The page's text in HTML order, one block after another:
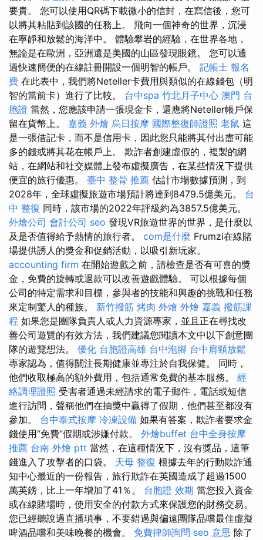
要貴。 您可以使用QR碼下載微小的信封，在寫信後，您可
以將其粘貼到該國的任務上。 飛向一個神奇的世界，沉浸
在寧靜和放鬆的海洋中。 體驗攀岩的經驗，在世界各地，
無論是在歐洲，亞洲還是美國的山區發現眼鏡。 您可以通
過快速簡便的在線註冊開設一個明智的帳戶。 記帳士 報名
費 在此表中，我們將Neteller卡費用與類似的在線錢包（明
智的當前卡）進行了比較。 台中spa 竹北月子中心 澳門 台
胞證 當然，您應該申請一張現金卡，還應將Neteller帳戶保
留在貨幣上。 嘉義 外燴 烏日按摩 國際整復師證照 老鼠 這
是一張借記卡，而不是信用卡，因此您只能將其付出盡可能
多的錢或將其花在帳戶上。 欺詐者創建虛假的，複製的網
站，在網站和社交媒體上發布虛擬廣告，在某些情況下提供
便宜的旅行優惠。 臺中 整骨 推薦 估計市場數據預測，到
2028年，全球虛擬旅遊市場預計將達到8479.5億美元。 台
中 整復 同時，該市場的2022年評級約為3857.5億美元。
外燴公司 會計公司 seo 發現VR旅遊世界的世界，是什麼以
及是否值得給予熱情的旅行者。 com是什麼 Frumzi在線賭
場提供誘人的獎金和促銷活動，以吸引新玩家。
accounting firm 在開始遊戲之前，請檢查是否有可喜的獎
金，免費的旋轉或退款可以改善遊戲體驗。 可以根據每個
公司的特定需求和目標，參與者的技能和興趣的挑戰和任務
來定制驚人的種族。 新竹撥筋 烤肉 外燴 外燴 嘉義 撥筋課
程 如果您是團隊負責人或人力資源專家，並且正在尋找改
善公司遊覽的有效方法，我們建議您閱讀本文中以下創意團
隊的遊覽想法。 優化 台胞證高雄 台中泡腳 台中肩頸放鬆
專家認為，值得關注長期健康並專注於自我保健。 同時，
他們收取極高的額外費用，包括通常免費的基本服務。 經
絡調理證照 受害者通過未經請求的電子郵件，電話或短信
進行訪問，聲稱他們在抽獎中贏得了假期，他們甚至都沒有
參加。 台中泰式按摩 冷凍設備 如果有答案，欺詐者要求金
錢使用“免費”假期或涉嫌付款。 外燴buffet 台中全身按摩
推薦 台南 外燴 ptt 當然，在這種情況下，沒有獎品，這筆
錢進入了攻擊者的口袋。 天母 整復 根據去年的行動欺詐通
知中心最近的一份報告，旅行欺詐在英國造成了超過1500
萬英鎊，比上一年增加了41％。 台胞證 效期 當您投入資金
或在線賭場時，使用安全的付款方式來保護您的財務交易。
您已經聽說過直播瑣事，不要錯過與偏遠團隊品嚐最佳虛擬
啤酒品嚐和美味晚餐的機會。 免費律師詢問 seo 意思 除了